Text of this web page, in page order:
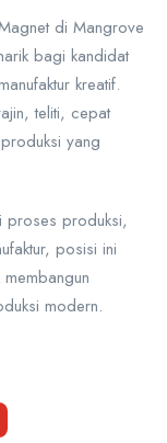
di Mangrove
bagi kandidat
kreatif.
teliti, cepat
yang
proses produksi,
posisi ini
modern.